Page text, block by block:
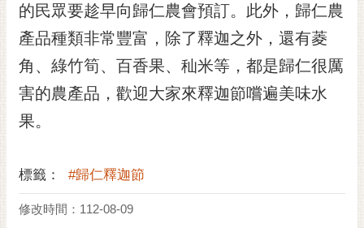
市
民
信
箱
English
語
隱
的民眾要趁早向歸仁農會預訂。此外，歸仁農
產品種類非常豐富，除了釋迦之外，還有菱
角、綠竹筍、百香果、秈米等，都是歸仁很厲
害的農產品，歡迎大家來釋迦節嚐遍美味水
果。
標籤： #歸仁釋迦節
修改時間：112-08-09